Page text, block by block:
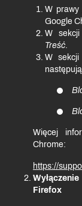
W prawy
Google
W
Treść.
W
Więcej
Chrome:
https://
Firefox